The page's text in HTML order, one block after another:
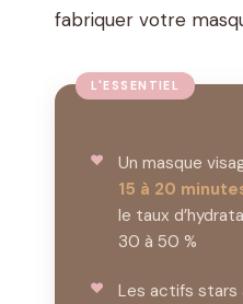
fabriquer votre
Un masque
15 à 20
le taux
30 à 50 %
Les actifs stars